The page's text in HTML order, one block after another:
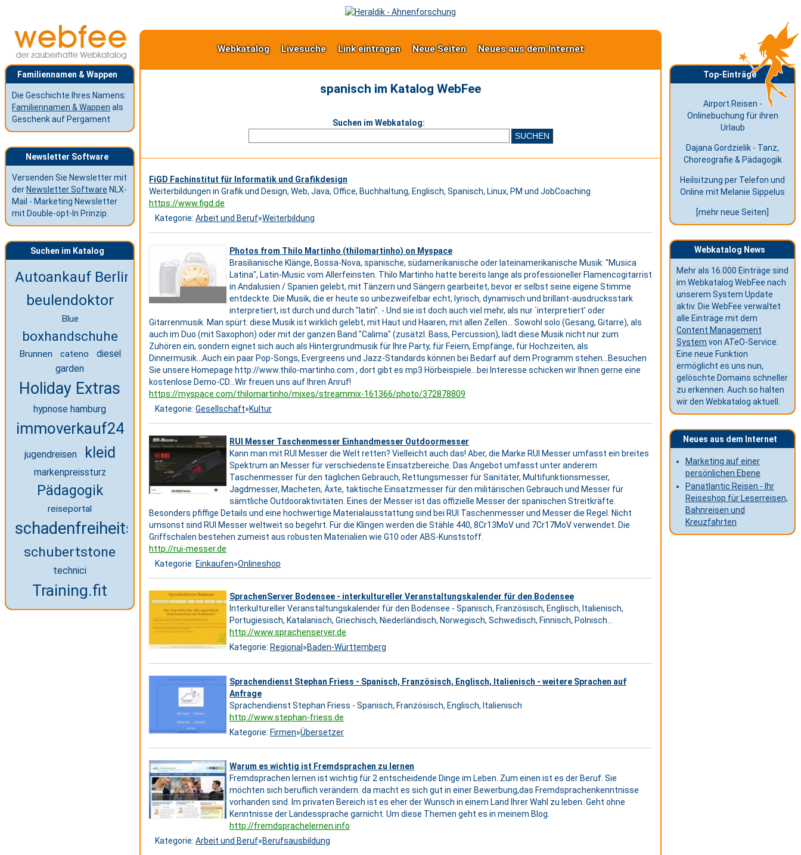
Familiennamen & Wappen
Die Geschichte Ihres Namens:
Familiennamen & Wappen als
Geschenk auf Pergament
Newsletter Software
Versenden Sie Newsletter mit
der Newsletter Software NLX-
Mail - Marketing Newsletter
mit Double-opt-In Prinzip.
Suchen im Katalog
Autoankauf Berlin
beulendoktor
Blue
boxhandschuhe
Brunnen cateno diesel
garden
Holiday Extras
hypnose hamburg
immoverkauf24
jugendreisen kleid
markenpreissturz
Pädagogik
reiseportal
schadenfreiheitsklasse
schubertstone
technici
Training.fit
Webkatalog Livesuche Link eintragen Neue Seiten Neues aus dem Internet
spanisch im Katalog WebFee
Suchen im Webkatalog:
FiGD Fachinstitut für Informatik und Grafikdesign
Weiterbildungen in Grafik und Design, Web, Java, Office, Buchhaltung, Englisch, Spanisch, Linux, PM und JobCoaching
https://www.figd.de
Kategorie: Arbeit und Beruf»Weiterbildung
Photos from Thilo Martinho (thilomartinho) on Myspace
Brasilianische Klänge, Bossa-Nova, spanische, südamerikanische oder lateinamerikanische Musik: "Musica
Latina", Latin-Music vom Allerfeinsten. Thilo Martinho hatte bereits lange als professioneller Flamencogitarrist
in Andalusien / Spanien gelebt, mit Tänzern und Sängern gearbeitet, bevor er selbst seine eigene Stimme
entdeckte. Die Musik, die er heute so unbezweifelbar echt, lyrisch, dynamisch und brillant-ausdrucksstark
interpretiert, ist durch und durch "latin". - Und sie ist doch auch viel mehr, als nur `interpretiert' oder
Gitarrenmusik. Man spürt: diese Musik ist wirklich gelebt, mit Haut und Haaren, mit allen Zellen... Sowohl solo (Gesang, Gitarre), als
auch im Duo (mit Saxophon) oder mit der ganzen Band "Calima" (zusätzl. Bass, Percussion), lädt diese Musik nicht nur zum
Zuhören ein, sondern eignet sich auch als Hintergrundmusik für Ihre Party, für Feiern, Empfänge, für Hochzeiten, als
Dinnermusik...Auch ein paar Pop-Songs, Evergreens und Jazz-Standards können bei Bedarf auf dem Programm stehen...Besuchen
Sie unsere Homepage http://www.thilo-martinho.com , dort gibt es mp3 Hörbeispiele...bei Interesse schicken wir Ihnen gerne eine
kostenlose Demo-CD...Wir freuen uns auf Ihren Anruf!
https://myspace.com/thilomartinho/mixes/streammix-161366/photo/372878809
Kategorie: Gesellschaft»Kultur
RUI Messer Taschenmesser Einhandmesser Outdoormesser
Kann man mit RUI Messer die Welt retten? Vielleicht auch das! Aber, die Marke RUI Messer umfasst ein breites
Spektrum an Messer für verschiedenste Einsatzbereiche. Das Angebot umfasst unter anderem
Taschenmesser für den täglichen Gebrauch, Rettungsmesser für Sanitäter, Multifunktionsmesser,
Jagdmesser, Macheten, Äxte, taktische Einsatzmesser für den militärischen Gebrauch und Messer für
sämtliche Outdooraktivitäten. Eines der Messer ist das offizielle Messer der spanischen Streitkräfte.
Besonders pfiffige Details und eine hochwertige Materialausstattung sind bei RUI Taschenmesser und Messer die Regel. Nicht
umsonst sind RUI Messer weltweit so begehrt. Für die Klingen werden die Stähle 440, 8Cr13MoV und 7Cr17MoV verwendet. Die
Griffschalen bestehen zumeist aus robusten Materialien wie G10 oder ABS-Kunststoff.
http://rui-messer.de
Kategorie: Einkaufen»Onlineshop
SprachenServer Bodensee - interkultureller Veranstaltungskalender für den Bodensee
Interkultureller Veranstaltungskalender für den Bodensee - Spanisch, Französisch, Englisch, Italienisch,
Portugiesisch, Katalanisch, Griechisch, Niederländisch, Norwegisch, Schwedisch, Finnisch, Polnisch...
http://www.sprachenserver.de
Kategorie: Regional »Baden-Württemberg
Sprachendienst Stephan Friess - Spanisch, Französisch, Englisch, Italienisch - weitere Sprachen auf
Anfrage
Sprachendienst Stephan Friess - Spanisch, Französisch, Englisch, Italienisch
http://www.stephan-friess.de
Kategorie: Firmen»Übersetzer
Warum es wichtig ist Fremdsprachen zu lernen
Fremdsprachen lernen ist wichtig für 2 entscheidende Dinge im Leben. Zum einen ist es der Beruf. Sie
möchten sich beruflich verändern. da macht es sich gut in einer Bewerbung,das Fremdsprachenkenntnisse
vorhanden sind. Im privaten Bereich ist es eher der Wunsch in einem Land Ihrer Wahl zu leben. Geht ohne
Kenntnisse der Landessprache garnicht. Um diese Themen geht es in meinem Blog.
http://fremdsprachelernen.info
Kategorie: Arbeit und Beruf»Berufsausbildung
Top-Einträge
Airport.Reisen -
Onlinebuchung für ihren
Urlaub
Dajana Gordzielik - Tanz,
Choreografie & Pädagogik
Heilsitzung per Telefon und
Online mit Melanie Sippelus
[mehr neue Seiten]
Webkatalog News
Mehr als 16.000 Einträge sind
im Webkatalog WebFee nach
unserem System Update
aktiv. Die WebFee verwaltet
alle Einträge mit dem
Content Management
System von ATeO-Service.
Eine neue Funktion
ermöglicht es uns nun,
gelöschte Domains schneller
zu erkennen. Auch so halten
wir den Webkatalog aktuell.
Neues aus dem Internet
Marketing auf einer
persönlichen Ebene
Panatlantic Reisen - Ihr
Reiseshop für Leserreisen,
Bahnreisen und
Kreuzfahrten